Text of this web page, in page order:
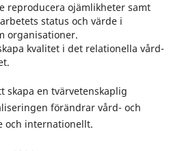
reproducera ojämlikheter samt
status och värde i
organisationer.
kvalitet i det relationella vård-
skapa en tvärvetenskaplig
förändrar vård- och
och internationellt.